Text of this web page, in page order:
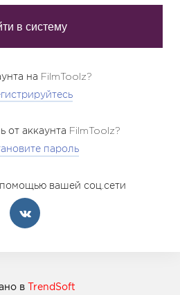
на FilmToolz?
от аккаунта FilmToolz?
пароль
вашей соц.сети
в TrendSoft